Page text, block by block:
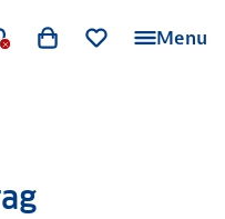
Menu